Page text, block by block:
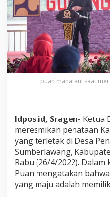
puan maharani saat
Idpos.id, Sragen- Ketua
meresmikan penataan
yang terletak di Desa
Sumberlawang,
Rabu (26/4/2022).
Puan mengatakan
yang maju adalah